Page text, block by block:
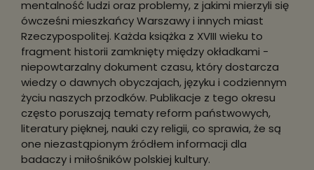
mentalność ludzi oraz problemy, z jakimi mierzyli się
ówcześni mieszkańcy Warszawy i innych miast
Rzeczypospolitej. Każda książka z XVIII wieku to
fragment historii zamknięty między okładkami -
niepowtarzalny dokument czasu, który dostarcza
wiedzy o dawnych obyczajach, języku i codziennym
życiu naszych przodków. Publikacje z tego okresu
często poruszają tematy reform państwowych,
literatury pięknej, nauki czy religii, co sprawia, że są
one niezastąpionym źródłem informacji dla
badaczy i miłośników polskiej kultury.